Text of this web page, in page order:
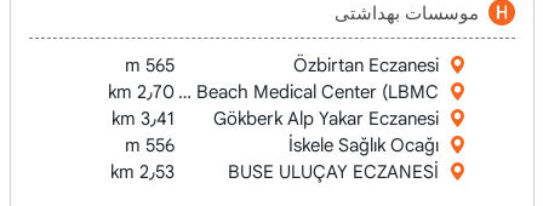
موسسات بهداشتی
Özbirtan Eczanesi
565 m
Long Beach Medical Center (LBMC)
2٫70 km
Gökberk Alp Yakar Eczanesi
3٫41 km
İskele Sağlık Ocağı
556 m
BUSE ULUÇAY ECZANESİ
2٫53 km